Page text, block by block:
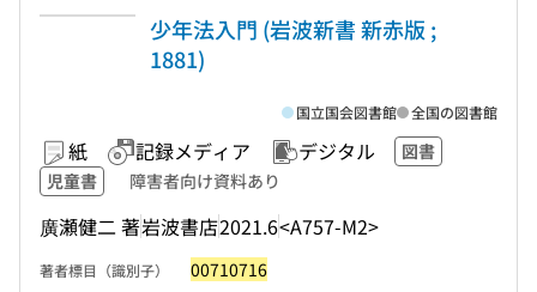
少年法入門 (岩波新書 新赤版 ;
1881)
紙 記録メディア デジタル
図書
児童書
障害者向け資料あり
廣瀬健二 著岩波書店2021.6<A757-M2>
国立国会図書館 全国の図書館
著者標目（識別子） 00710716